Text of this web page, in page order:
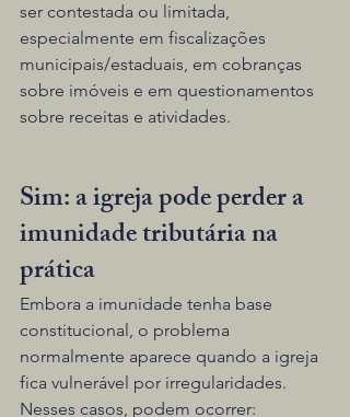
ser contestada ou limitada,
especialmente em fiscalizações
municipais/estaduais, em cobranças
sobre imóveis e em questionamentos
sobre receitas e atividades.
Sim: a igreja pode perder a
imunidade tributária na
prática
Embora a imunidade tenha base
constitucional, o problema
normalmente aparece quando a igreja
fica vulnerável por irregularidades.
Nesses casos, podem ocorrer: